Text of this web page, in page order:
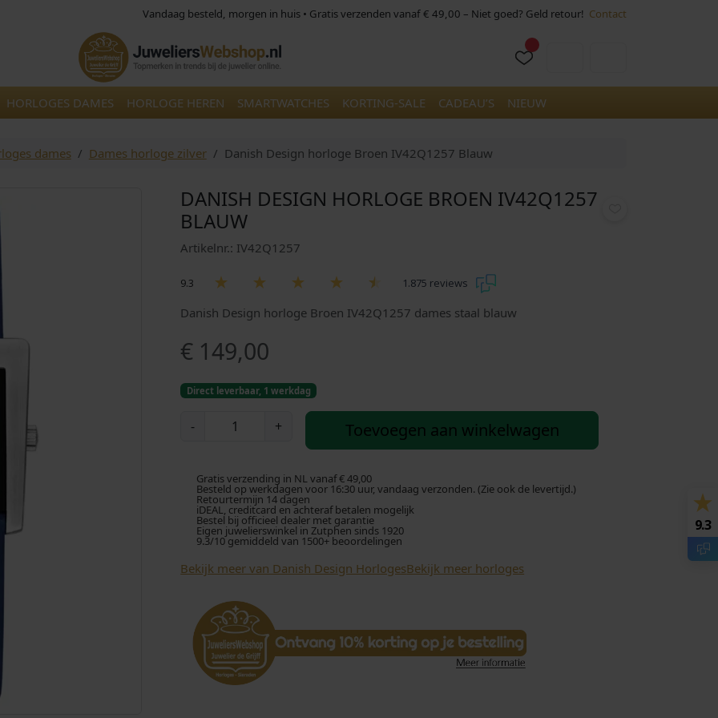
Vandaag besteld, morgen in huis • Gratis verzenden vanaf € 49,00 – Niet goed? Geld retour! Contact
HORLOGES DAMES HORLOGE HEREN SMARTWATCHES KORTING-SALE CADEAU’S NIEUW
dames Dames horloge zilver Danish Design horloge Broen IV42Q1257 Blauw
DANISH DESIGN HORLOGE BROEN IV42Q1257
BLAUW
Artikelnr.: IV42Q1257
9.3 1.875 reviews
Danish Design horloge Broen IV42Q1257 dames staal blauw
€ 149,00
Direct leverbaar, 1 werkdag
-
i
+ Toevoegen aan winkelwagen
Gratis verzending in NL vanaf € 49,00
Besteld op werkdagen voor 16:30 uur, vandaag verzonden. (Zie ook de levertijd.)
Retourtermijn 14 dagen
iDEAL, creditcard en achteraf betalen mogelijk
Bestel bij officieel dealer met garantie
Eigen juwelierswinkel in Zutphen sinds 1920
9.3/10 gemiddeld van 1500+ beoordelingen
Bekijk meer van Danish Design HorlogesBekijk meer horloges
9.3